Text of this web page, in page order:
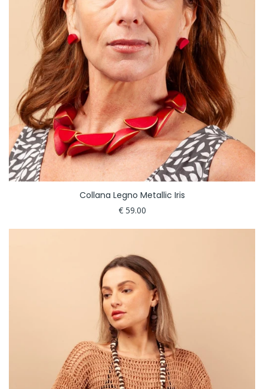
Collana Legno Metallic Iris
€ 59.00